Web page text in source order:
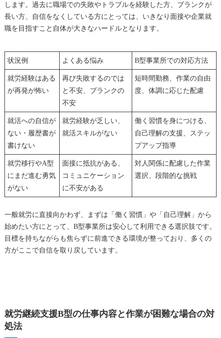
します。過去に職場での失敗やトラブルを経験した方、ブランクが
長い方、自信をなくしている方にとっては、いきなり面接や企業就
職を目指すこと自体が大きなハードルとなります。
状況例 よくある悩み B型事業所での対応方法
就労経験はある
が再発が怖い
再び失敗するのでは
と不安、ブランクの
不安
短時間勤務、作業の自由
度、体調に応じた配慮
就活への自信が
ない・履歴書が
書けない
就労経験が乏しい、
就活スキルがない
働く習慣を身につける、
自己理解の支援、ステッ
プアップ指導
就労移行やA型
にまだ進む勇気
がない
面接に抵抗がある、
コミュニケーション
に不安がある
対人関係に配慮した作業
選択、段階的な挑戦
一般就労に直接向かわず、まずは「働く習慣」や「自己理解」から
始めたい方にとって、B型事業所は安心して利用できる選択肢です。
目標を持ちながらも焦らずに前進できる環境が整っており、多くの
方がここで自信を取り戻しています。
就労継続支援B型の仕事内容と作業が困難な場合の対
処法